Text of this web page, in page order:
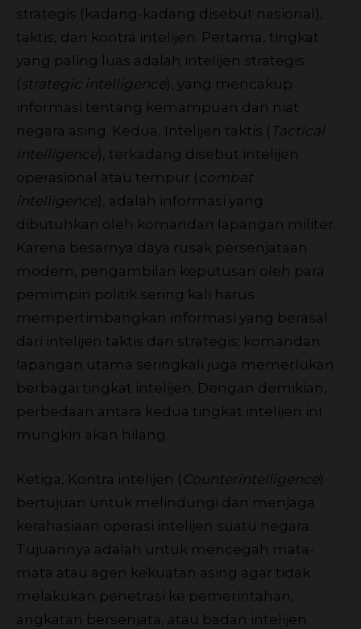
strategis (kadang-kadang disebut nasional),
taktis, dan kontra intelijen. Pertama, tingkat
yang paling luas adalah intelijen strategis
( strategic intelligence), yang mencakup
informasi tentang kemampuan dan niat
negara asing. Kedua, Intelijen taktis ( Tactical
intelligence), terkadang disebut intelijen
operasional atau tempur ( combat
intelligence), adalah informasi yang
dibutuhkan oleh komandan lapangan militer.
Karena besarnya daya rusak persenjataan
modern, pengambilan keputusan oleh para
pemimpin politik sering kali harus
mempertimbangkan informasi yang berasal
dari intelijen taktis dan strategis; komandan
lapangan utama seringkali juga memerlukan
berbagai tingkat intelijen. Dengan demikian,
perbedaan antara kedua tingkat intelijen ini
mungkin akan hilang.
Ketiga, Kontra intelijen ( Counterintelligence)
bertujuan untuk melindungi dan menjaga
kerahasiaan operasi intelijen suatu negara.
Tujuannya adalah untuk mencegah mata-
mata atau agen kekuatan asing agar tidak
melakukan penetrasi ke pemerintahan,
angkatan bersenjata, atau badan intelijen